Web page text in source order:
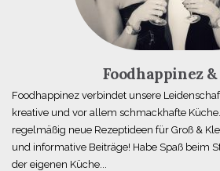
Foodhappinez
Foodhappinez verbindet unsere
kreative und vor allem schmackhafte
regelmäßig neue Rezeptideen für Groß &
und informative Beiträge! Habe Spaß beim
der eigenen Küche...